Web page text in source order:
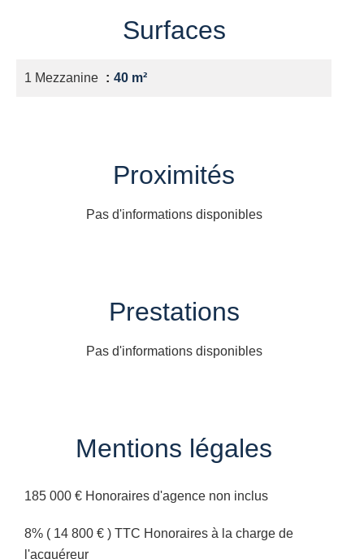
Surfaces
1 Mezzanine 40 m²
Proximités
Pas d'informations disponibles
Prestations
Pas d'informations disponibles
Mentions légales
185 000 € Honoraires d'agence non inclus
8% ( 14 800 € ) TTC Honoraires à la charge de
l'acquéreur